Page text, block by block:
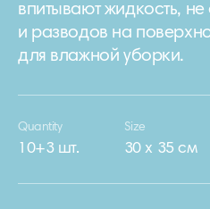
впитывают жидкость,
и разводов на
для влажной уборки.
Quantity
10+3 шт.
Size
30 х 35 см